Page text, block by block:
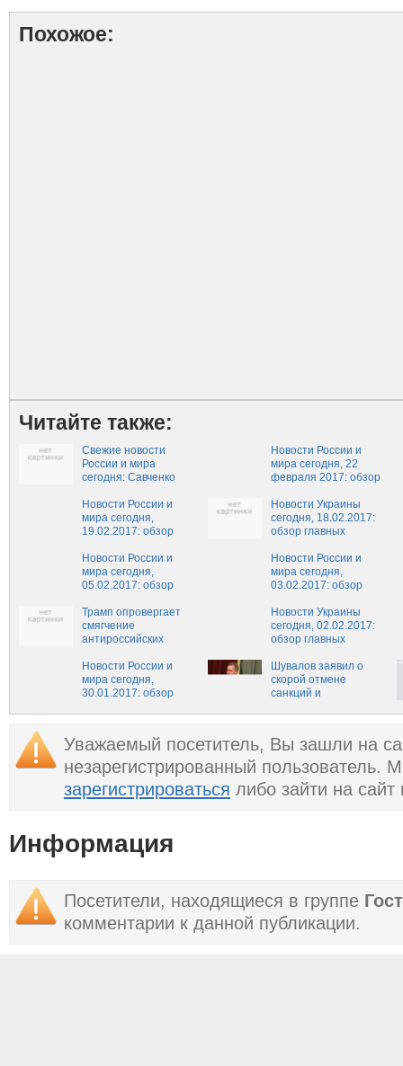
Похожое:
Читайте также:
Свежие новости
России и мира
сегодня: Савченко
военнопленными
Новости России и
мира сегодня, 22
февраля 2017: обзор
картина дня
22.02.2017
Новости России и
мира сегодня,
19.02.2017: обзор
свежие новости
России и мира на
сегодня, 19 февраля
Новости Украины
сегодня, 18.02.2017:
обзор главных
новости в Украине на
сегодня, 18 февраля
Новости России и
мира сегодня,
05.02.2017: обзор
свежие новости
России и мира на
сегодня, 5 февраля
Новости России и
мира сегодня,
03.02.2017: обзор
свежие новости
России и мира на
сегодня, 3 февраля
Трамп опровергает
смягчение
антироссийских
Новости Украины
сегодня, 02.02.2017:
обзор главных
новости в Украине на
сегодня, 2 февраля
Новости России и
мира сегодня,
30.01.2017: обзор
сегодня, 30 января
Шувалов заявил о
скорой отмене
санкций и
Уважаемый посетитель, Вы зашли на
незарегистрированный
зарегистрироваться либо зайти на
Информация
Посетители, находящиеся в группе
комментарии к данной публикации.